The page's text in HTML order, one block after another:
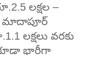
లక్షల –
మాదాపూర్
లక్షలు వరకు
భారీగా